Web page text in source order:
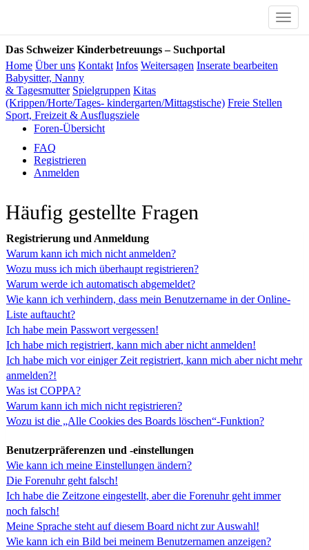
Toggle
Das Schweizer Kinderbetreuungs – Suchportal
Home Über uns Kontakt Infos Weitersagen Inserate bearbeiten
Babysitter, Nanny
& Tagesmutter Spielgruppen Kitas
(Krippen/Horte/Tages- kindergarten/Mittagstische) Freie Stellen
Sport, Freizeit & Ausflugsziele
Foren-Übersicht
FAQ
Registrieren
Anmelden
Häufig gestellte Fragen
Registrierung und Anmeldung
Warum kann ich mich nicht anmelden?
Wozu muss ich mich überhaupt registrieren?
Warum werde ich automatisch abgemeldet?
Wie kann ich verhindern, dass mein Benutzername in der Online-
Liste auftaucht?
Ich habe mein Passwort vergessen!
Ich habe mich registriert, kann mich aber nicht anmelden!
Ich habe mich vor einiger Zeit registriert, kann mich aber nicht mehr
anmelden?!
Was ist COPPA?
Warum kann ich mich nicht registrieren?
Wozu ist die „Alle Cookies des Boards löschen“-Funktion?
Benutzerpräferenzen und -einstellungen
Wie kann ich meine Einstellungen ändern?
Die Forenuhr geht falsch!
Ich habe die Zeitzone eingestellt, aber die Forenuhr geht immer
noch falsch!
Meine Sprache steht auf diesem Board nicht zur Auswahl!
Wie kann ich ein Bild bei meinem Benutzernamen anzeigen?